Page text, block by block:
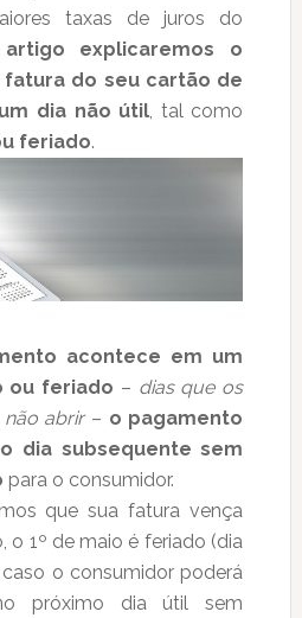
taxas de juros do
artigo explicaremos o
do seu cartão de
dia não útil, tal como
feriado.
acontece em um
ou feriado – dias que os
abrir– o pagamento
dia subsequente sem
para o consumidor.
que sua fatura vença
o 1º de maio é feriado (dia
o consumidor poderá
próximo dia útil sem